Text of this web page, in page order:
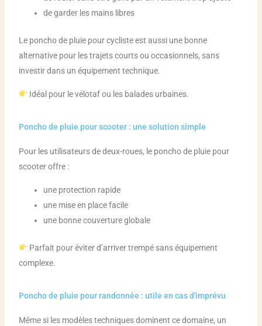
de garder les mains libres
Le poncho de pluie pour cycliste est aussi une bonne
alternative pour les trajets courts ou occasionnels, sans
investir dans un équipement technique.
Idéal pour le vélotaf ou les balades urbaines.
Poncho de pluie pour scooter : une solution simple
Pour les utilisateurs de deux-roues, le poncho de pluie pour
scooter offre :
une protection rapide
une mise en place facile
une bonne couverture globale
Parfait pour éviter d’arriver trempé sans équipement
complexe.
Poncho de pluie pour randonnée : utile en cas d'imprévu
Même si les modèles techniques dominent ce domaine, un